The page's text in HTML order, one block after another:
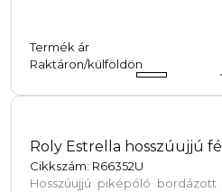
Termék ár
Raktáron/külföldön
Roly Estrella hosszúujjú
Cikkszám: R66352U
Hosszúujjú piképóló